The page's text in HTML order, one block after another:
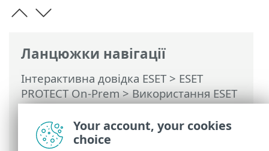
Ланцюжки навігації
Інтерактивна довідка ESET> ESET
PROTECT On-Prem>Використання ESET
PROTECT On-Prem>ESET PROTECT On-
Prem Головне меню> Докладніше >
Карантин
Your account, your cookies
choice